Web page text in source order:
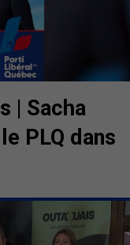
| Sacha
PLQ dans